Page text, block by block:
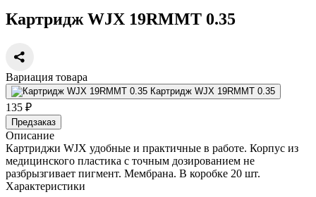
Картридж WJX 19RMMT 0.35
Вариация товара
Картридж WJX 19RMMT 0.35
135 ₽
Предзаказ
Описание
Картриджи WJX удобные и практичные в работе. Корпус из
медицинского пластика с точным дозированием не
разбрызгивает пигмент. Мембрана. В коробке 20 шт.
Характеристики